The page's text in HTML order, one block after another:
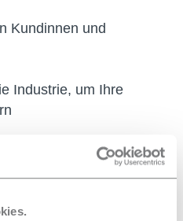
Kundinnen und
Industrie, um Ihre
unkompliziert und
selbstverständlich